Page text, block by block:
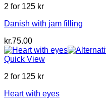
2 for 125 kr
Danish with jam filling
kr.75.00
Quick View
2 for 125 kr
Heart with eyes